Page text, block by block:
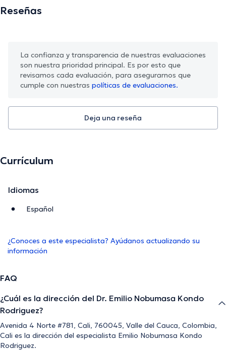
Reseñas
La confianza y transparencia de nuestras evaluaciones
son nuestra prioridad principal. Es por esto que
revisamos cada evaluación, para asegurarnos que
cumple con nuestras políticas de evaluaciones.
Deja una reseña
Currículum
Idiomas
Español
¿Conoces a este especialista? Ayúdanos actualizando su
información
FAQ
¿Cuál es la dirección del Dr. Emilio Nobumasa Kondo
Rodriguez?
Avenida 4 Norte #781, Cali, 760045, Valle del Cauca, Colombia,
Cali es la dirección del especialista Emilio Nobumasa Kondo
Rodriguez.